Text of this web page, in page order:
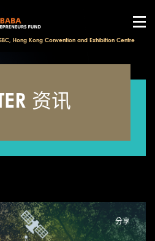
5BC, Hong Kong Convention and Exhibition Centre
资讯
分享